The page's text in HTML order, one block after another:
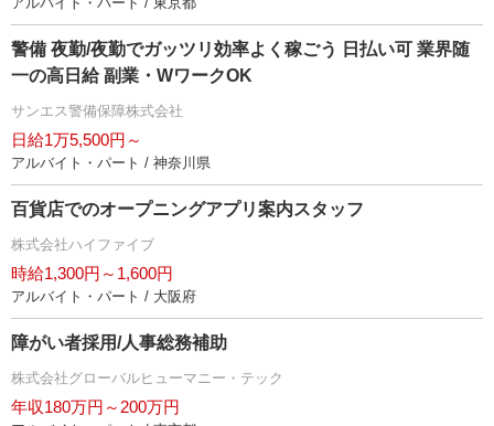
警備 夜勤/夜勤でガッツリ効率よく稼ごう 日払い可 業界随
一の高日給 副業・WワークOK
サンエス警備保障株式会社
日給1万5,500円～
アルバイト・パート / 神奈川県
百貨店でのオープニングアプリ案内スタッフ
株式会社ハイファイブ
時給1,300円～1,600円
アルバイト・パート / 大阪府
障がい者採用/人事総務補助
株式会社グローバルヒューマニー・テック
年収180万円～200万円